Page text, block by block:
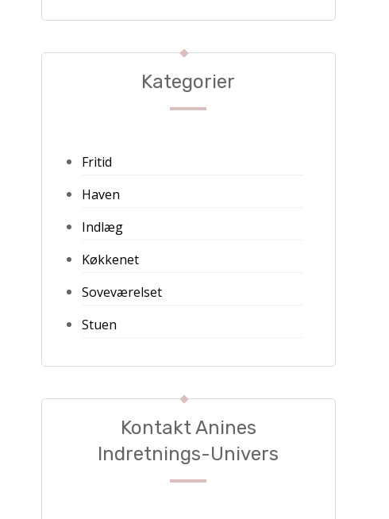
Kategorier
Fritid
Haven
Indlæg
Køkkenet
Soveværelset
Stuen
Kontakt Anines
Indretnings-Univers